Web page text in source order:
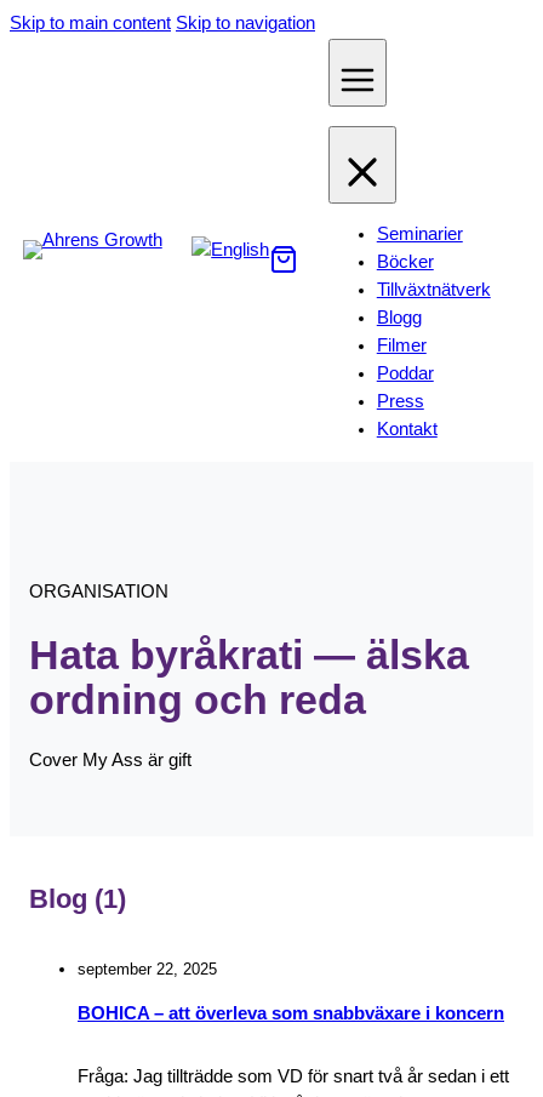
Hoppa
Skip to main content Skip to navigation
Seminarier
Böcker
Tillväxtnätverk
Blogg
Filmer
Poddar
Press
Kontakt
ORGANISATION
Hata byråkrati — älska
ordning och reda
Cover My Ass är gift
Blog (1)
september 22, 2025
BOHICA – att överleva som snabbväxare i koncern
Fråga: Jag tillträdde som VD för snart två år sedan i ett